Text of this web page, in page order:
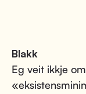
Blakk
Eg veit ikkje